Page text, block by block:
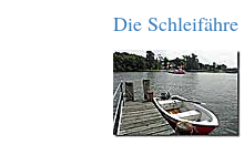
Die